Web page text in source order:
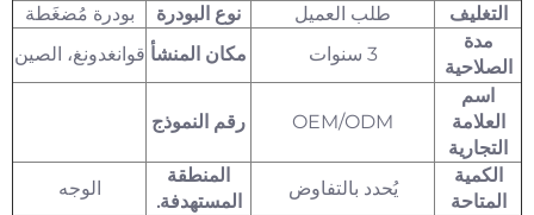
التغليف طلب العميل نوع البودرة
بودرة مُضغَطة
مدة
الصلاحية
3 سنوات مكان المنشأ قوانغدونغ، الصين
اسم
العلامة
التجارية
OEM/ODM رقم النموذج
الكمية
المتاحة
يُحدد بالتفاوض
المنطقة
المستهدفة.
الوجه